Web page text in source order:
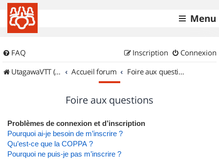
Menu
FAQ Connexion
Inscription
UtagawaVTT (Randos VTT et VTTAE avec traces GPS)
Accueil forum Foire aux questions
Foire aux questions
Problèmes de connexion et d’inscription
Pourquoi ai-je besoin de m’inscrire ?
Qu’est-ce que la COPPA ?
Pourquoi ne puis-je pas m’inscrire ?